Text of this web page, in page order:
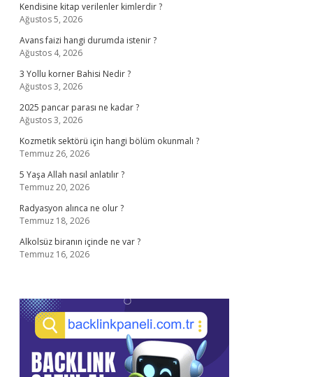
Kendisine kitap verilenler kimlerdir ?
Ağustos 5, 2026
Avans faizi hangi durumda istenir ?
Ağustos 4, 2026
3 Yollu korner Bahisi Nedir ?
Ağustos 3, 2026
2025 pancar parası ne kadar ?
Ağustos 3, 2026
Kozmetik sektörü için hangi bölüm okunmalı ?
Temmuz 26, 2026
5 Yaşa Allah nasıl anlatılır ?
Temmuz 20, 2026
Radyasyon alınca ne olur ?
Temmuz 18, 2026
Alkolsüz biranın içinde ne var ?
Temmuz 16, 2026